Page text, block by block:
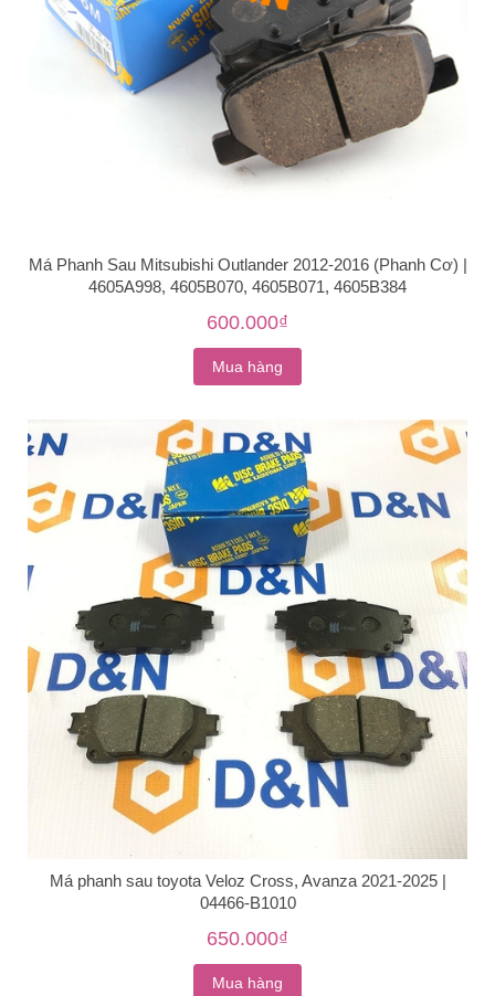
Má Phanh Sau Mitsubishi Outlander 2012-2016 (Phanh Cơ) |
4605A998, 4605B070, 4605B071, 4605B384
600.000₫
Mua hàng
Má phanh sau toyota Veloz Cross, Avanza 2021-2025 |
04466-B1010
650.000₫
Mua hàng